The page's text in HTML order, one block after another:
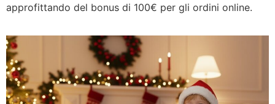
approfittando del bonus di 100€ per gli ordini online.